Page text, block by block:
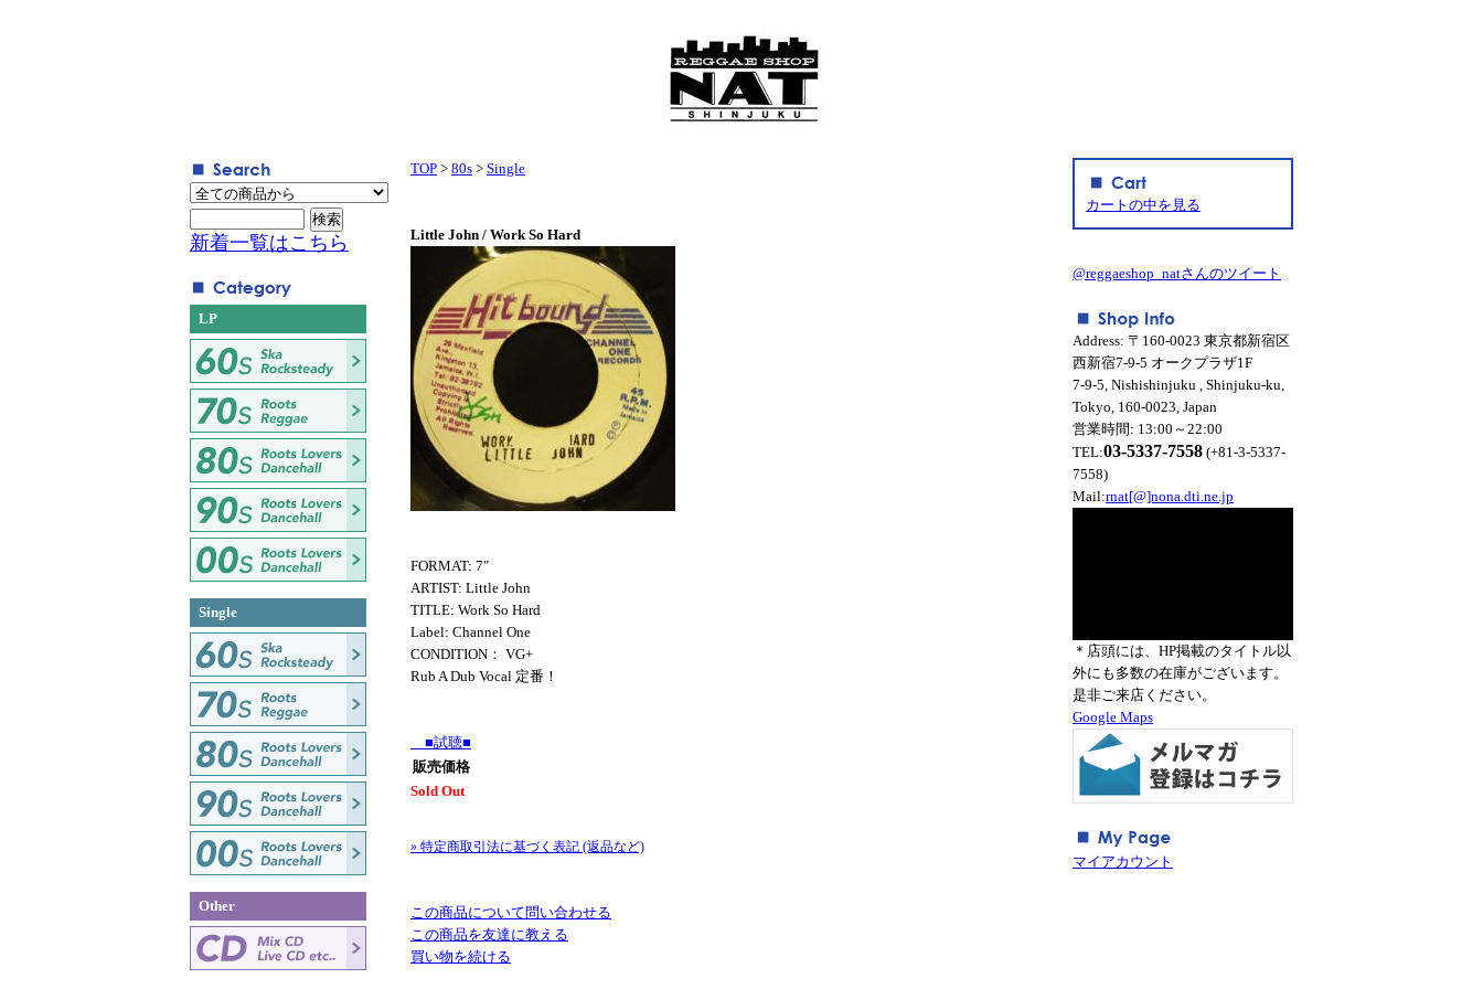
TOP > 80s > Single
Little John / Work So Hard
FORMAT: 7"
ARTIST: Little John
TITLE: Work So Hard
Label: Channel One
CONDITION： VG+
Rub A Dub Vocal 定番！
■試聴■
販売価格
Sold Out
» 特定商取引法に基づく表記 (返品など)
この商品について問い合わせる
この商品を友達に教える
買い物を続ける
新着一覧はこちら
LP
Single
Other
カートの中を見る
@reggaeshop_natさんのツイート
Address: 〒160-0023 東京都新宿区
西新宿7-9-5 オークプラザ1F
7-9-5, Nishishinjuku , Shinjuku-ku,
Tokyo, 160-0023, Japan
営業時間: 13:00～22:00
TEL:03-5337-7558 (+81-3-5337-
7558)
Mail:rnat[@]nona.dti.ne.jp
＊店頭には、HP掲載のタイトル以
外にも多数の在庫がございます。
是非ご来店ください。
Google Maps
マイアカウント